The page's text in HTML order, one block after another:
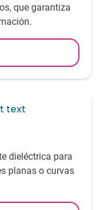
que garantiza
dieléctrica para
planas o curvas